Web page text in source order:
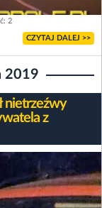
2
CZYTAJ DALEJ >>
2019
nietrzeźwy
z